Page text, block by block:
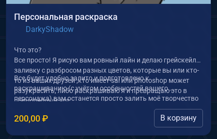
Персональная раскраска
DarkyShadow
Что это?
Все просто! Я рисую вам ровный лайн и делаю грейскейл
заливку с разбросом разных цветов, которые вы или кто-
то из ваших друзей ,кто имеет sai или photoshop может
разукрасить, либо раскрашиваю я и превращаю это в
полноценный арт.
Все будет удобно залито и подготовлено к
раскрашиванию (с учётом особенностей вашего
персонажа) вам останется просто залить моё творчество
200,00₽ В корзину